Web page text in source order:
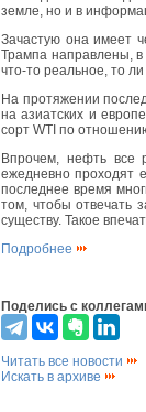
земле, но и в
Зачастую она имеет
Трампа направлены,
что-то реальное, то
На протяжении
на азиатских и
сорт WTI по
Впрочем, нефть все
ежедневно проходят
последнее время
том, чтобы отвечать
существу. Такое
Подробнее
Поделись с
Читать все новости
Искать в архиве